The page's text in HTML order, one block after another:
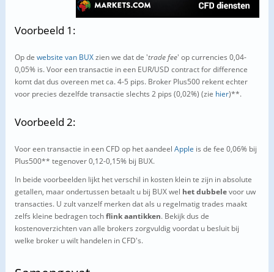
Voorbeeld 1:
Op de website van BUXzien we dat de 'trade fee' op currencies 0,04-
0,05% is. Voor een transactie in een EUR/USD contract for difference
komt dat dus overeen met ca. 4-5 pips. Broker Plus500 rekent echter
voor precies dezelfde transactie slechts 2 pips (0,02%) (zie hier)**.
Voorbeeld 2:
Voor een transactie in een CFD op het aandeel Apple is de fee 0,06% bij
Plus500** tegenover 0,12-0,15% bij BUX.
In beide voorbeelden lijkt het verschil in kosten klein te zijn in absolute
getallen, maar ondertussen betaalt u bij BUX wel het dubbelevoor uw
transacties. U zult vanzelf merken dat als u regelmatig trades maakt
zelfs kleine bedragen tochflink aantikken. Bekijk dus de
kostenoverzichten van alle brokers zorgvuldig voordat u besluit bij
welke broker u wilt handelen in CFD's.